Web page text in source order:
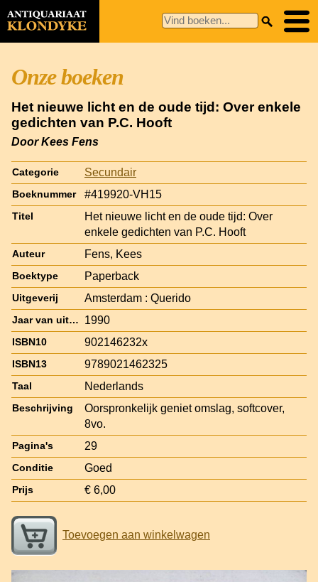
Onze boeken
Het nieuwe licht en de oude tijd: Over enkele
gedichten van P.C. Hooft
Door Kees Fens
Categorie Secundair
Boeknummer #419920-VH15
Titel
Het nieuwe licht en de oude tijd: Over
enkele gedichten van P.C. Hooft
Auteur Fens, Kees
Boektype Paperback
Uitgeverij Amsterdam : Querido
Jaar van uitgave 1990
ISBN10 902146232x
ISBN13 9789021462325
Taal Nederlands
Beschrijving
Oorspronkelijk geniet omslag, softcover,
8vo.
Pagina's 29
Conditie Goed
Prijs € 6,00
Toevoegen aan winkelwagen